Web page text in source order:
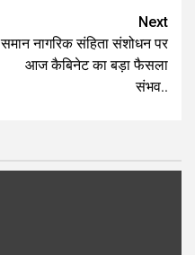
Next
समान नागरिक संहिता संशोधन पर
आज कैबिनेट का बड़ा फैसला
संभव..